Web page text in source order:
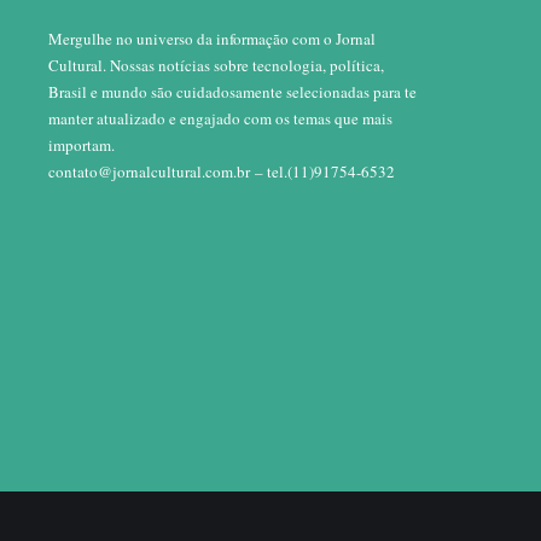
Mergulhe no universo da informação com o Jornal
Cultural. Nossas notícias sobre tecnologia, política,
Brasil e mundo são cuidadosamente selecionadas para te
manter atualizado e engajado com os temas que mais
importam.
contato@jornalcultural.com.br– tel.(11)91754-6532